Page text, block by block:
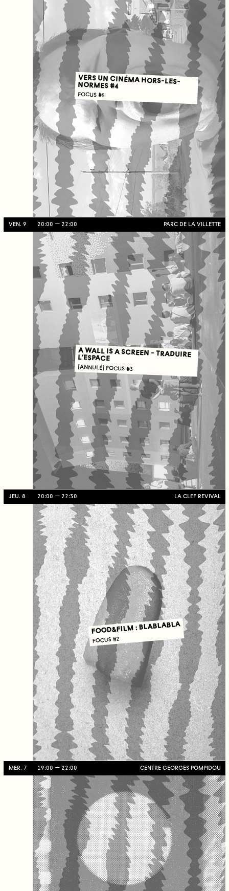
VERS UN CINÉMA HORS-LES-
NORMES #4
FOCUS #5
VEN. 9 20:00 22:00 PARC DE LA VILLETTE
A WALL IS A SCREEN - TRADUIRE
L’ESPACE
[ANNULÉ] FOCUS #3
JEU. 8 20:00 22:30 LA CLEF REVIVAL
FOOD&FILM : BLABLABLA
FOCUS #2
MER. 7 19:00 22:00 CENTRE GEORGES POMPIDOU